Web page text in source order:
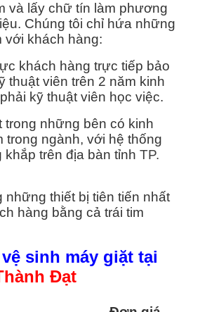
và lấy chữ tín làm phương
Chúng tôi chỉ hứa những
với khách hàng:
khách hàng trực tiếp bảo
thuật viên trên 2 năm kinh
kỹ thuật viên học việc.
trong những bên có kinh
trong ngành, với hệ thống
khắp trên địa bàn tỉnh TP.
những thiết bị tiên tiến nhất
hàng bằng cả trái tim
sinh máy giặt tại
Đạt